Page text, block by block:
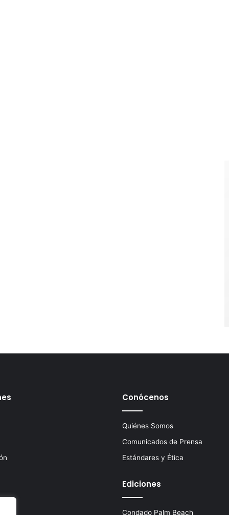
Conócenos
Quiénes Somos
Comunicados de Prensa
Estándares y Ética
Ediciones
Condado Palm Beach